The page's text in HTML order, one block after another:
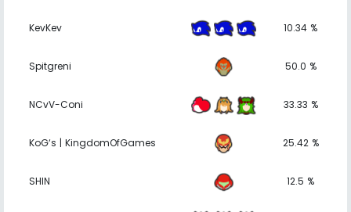
KevKev 10.34 %
Spitgreni 50.0 %
NCvV-Coni 33.33 %
KoG‘s | KingdomOfGames 25.42 %
SHIN 12.5 %